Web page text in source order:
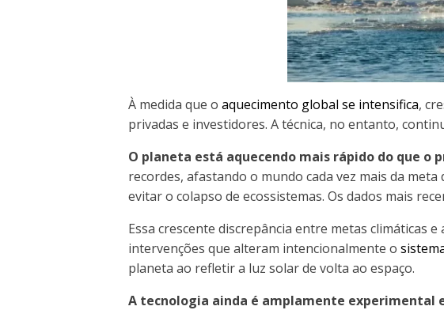
À medida que o aquecimento global se intensifica,
privadas e investidores. A técnica, no entanto,
O planeta está aquecendo mais rápido do que o
recordes, afastando o mundo cada vez mais da meta
evitar o colapso de ecossistemas. Os dados mais
Essa crescente discrepância entre metas
intervenções que alteram intencionalmente o
planeta ao refletir a luz solar de volta ao espaço.
A tecnologia ainda é amplamente experimental